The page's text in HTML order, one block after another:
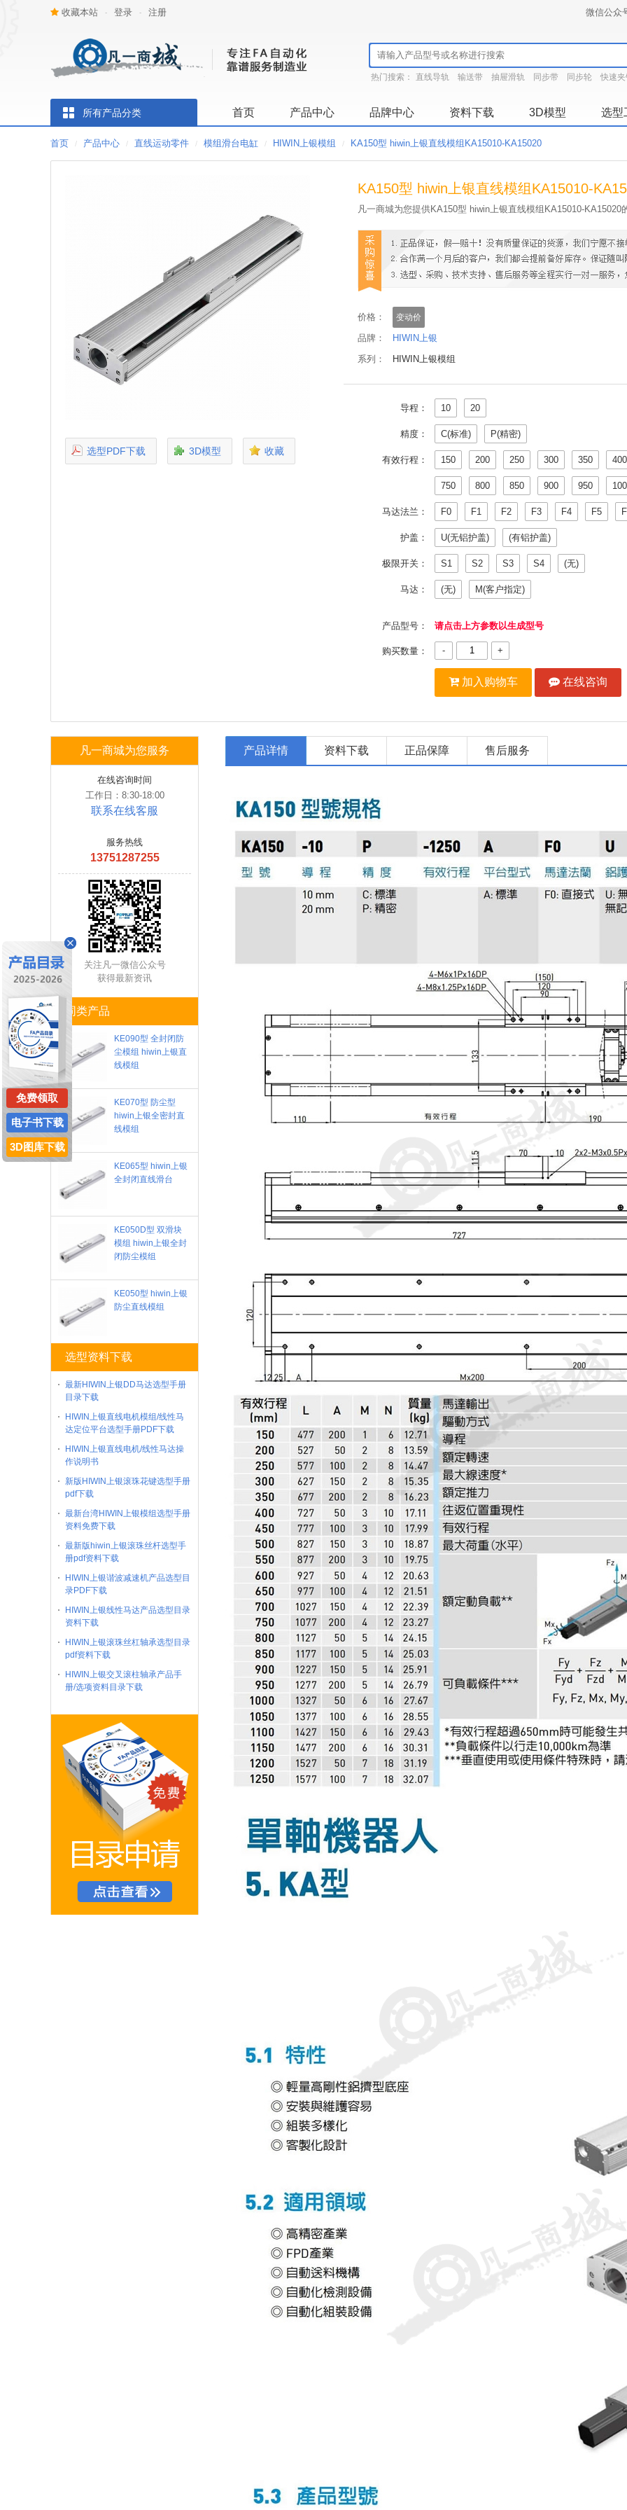
收藏本站 - 登录 - 注册 微信公众
热门搜索： 直线导轨 输送带 抽屉滑轨 同步带 同步轮 快速
所有产品分类 首页 产品中心 品牌中心 资料下载 3D模型 选型
首页 / 产品中心 / 直线运动零件 / 模组滑台电缸 / HIWIN上银模组 / KA150型 hiwin上银直线模组KA15010-KA15020
选型PDF下载 3D模型 收藏
KA150型 hiwin上银直线模组KA15010-
凡一商城为您提供KA150型 hiwin上银直线模组KA15010-
价格： 变动价
品牌：
HIWIN上银
系列：
HIWIN上银模组
导程： 10 20
精度： C(标准) P(精密)
有效行程： 150 200 250 300 350 400
750 800 850 900 950
马达法兰： F0 F1 F2 F3 F4 F5
护盖： U(无铝护盖) (有铝护盖)
极限开关： S1 S2 S3 S4 (无)
马达： (无) M(客户指定)
产品型号： 请点击上方参数以生成型号
购买数量： - +
加入购物车 在线咨询
产品详情 资料下载 正品保障 售后服务
凡一商城为您服务
在线咨询时间
工作日：8:30-18:00
联系在线客服
服务热线
13751287255
关注凡一微信公众号
获得最新资讯
同类产品
KE090型 全封闭防
尘模组 hiwin上银直
线模组
KE070型 防尘型
hiwin上银全密封直
线模组
KE065型 hiwin上银
全封闭直线滑台
KE050D型 双滑块
模组 hiwin上银全封
闭防尘模组
KE050型 hiwin上银
防尘直线模组
选型资料下载
最新HIWIN上银DD马达选型手册
目录下载
HIWIN上银直线电机模组/线性马
达定位平台选型手册PDF下载
HIWIN上银直线电机/线性马达操
作说明书
新版HIWIN上银滚珠花键选型手册
pdf下载
最新台湾HIWIN上银模组选型手册
资料免费下载
最新版hiwin上银滚珠丝杆选型手
册pdf资料下载
HIWIN上银谐波减速机产品选型目
录PDF下载
HIWIN上银线性马达产品选型目录
资料下载
HIWIN上银滚珠丝杠轴承选型目录
pdf资料下载
HIWIN上银交叉滚柱轴承产品手
册/选项资料目录下载
免费领取
电子书下载
3D图库下载